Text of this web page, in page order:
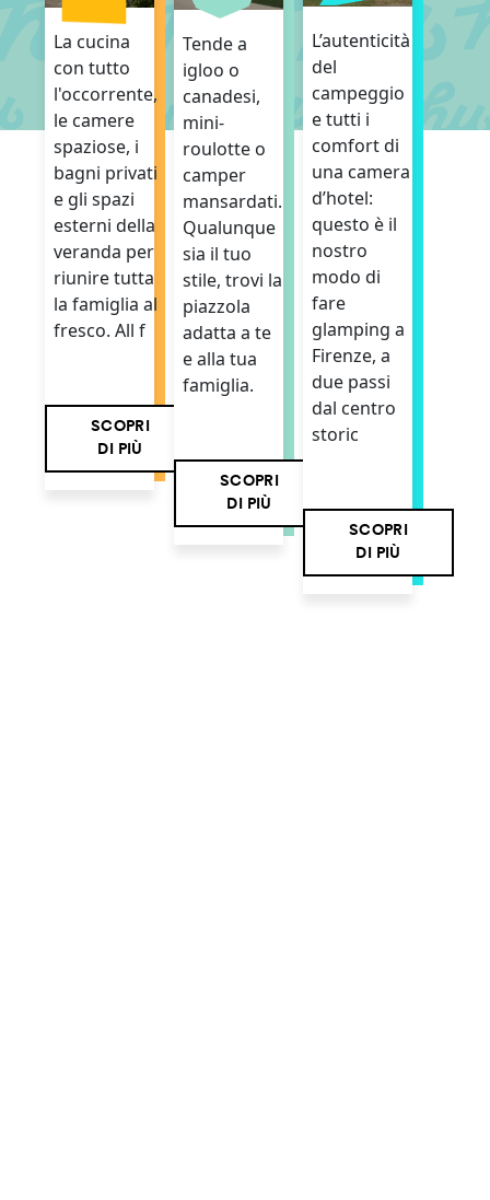
La cucina
con tutto
l'occorrente,
le camere
spaziose, i
bagni privati
e gli spazi
esterni della
veranda per
riunire tutta
la famiglia al
fresco. All f
SCOPRI
DI PIÙ
Tende a
igloo o
canadesi,
mini-
roulotte o
camper
mansardati.
Qualunque
sia il tuo
stile, trovi la
piazzola
adatta a te
e alla tua
famiglia.
SCOPRI
DI PIÙ
L’autenticità
del
campeggio
e tutti i
comfort di
una camera
d’hotel:
questo è il
nostro
modo di
fare
glamping a
Firenze, a
due passi
dal centro
storic
SCOPRI
DI PIÙ